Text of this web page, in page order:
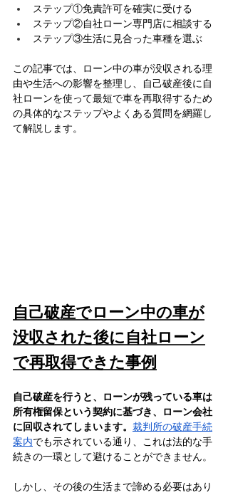
ステップ①免責許可を確実に受ける
ステップ②自社ローン専門店に相談する
ステップ③生活に見合った車種を選ぶ
この記事では、ローン中の車が没収される理
由や生活への影響を整理し、自己破産後に自
社ローンを使って最短で車を再取得するため
の具体的なステップやよくある質問を網羅し
て解説します。
自己破産でローン中の車が
没収された後に自社ローン
で再取得できた事例
自己破産を行うと、ローンが残っている車は
所有権留保という契約に基づき、ローン会社
に回収されてしまいます。 裁判所の破産手続
案内でも示されている通り、これは法的な手
続きの一環として避けることができません。
しかし、その後の生活まで諦める必要はあり